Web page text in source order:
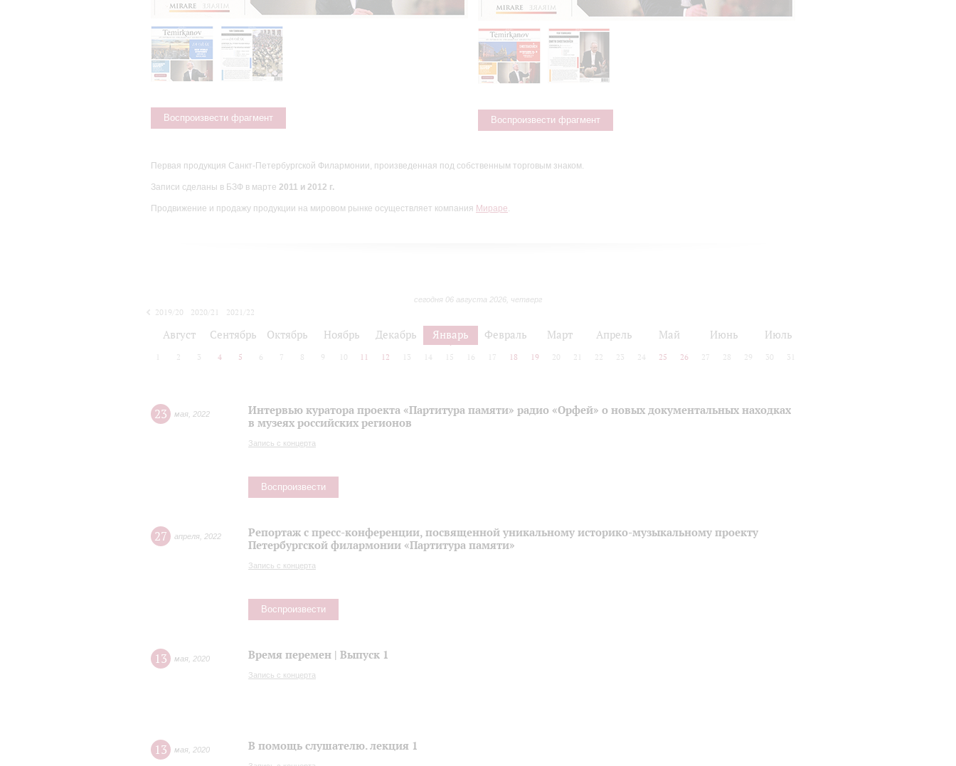
Воспроизвести фрагмент Воспроизвести фрагмент
Первая продукция Санкт-Петербургской Филармонии, произведенная под собственным торговым знаком.
Записи сделаны в БЗФ в марте 2011 и 2012 г.
Продвижение и продажу продукции на мировом рынке осуществляет компания Мираре.
сегодня 06 августа 2026, четверг
2019/20 2020/21 2021/22
Август Сентябрь Октябрь Ноябрь Декабрь Январь Февраль Март Апрель Май Июнь Июль
2 3 4 5 6 7 8 9 10 11 12 13 14 15 16 17 18 19 20 21 22 23 24 25 26 27 28 29 30 31
23 мая 2022
Интервью куратора проекта «Партитура памяти» радио «Орфей» о новых документальных находках
в музеях российских регионов
Запись с концерта
Воспроизвести
27 апреля 2022
Репортаж с пресс-конференции, посвященной уникальному историко-музыкальному проекту
Петербургской филармонии «Партитура памяти»
Запись с концерта
Воспроизвести
13 мая 2020 Время перемен | Выпуск 1
Запись с концерта
13 мая 2020 В помощь слушателю. лекция 1